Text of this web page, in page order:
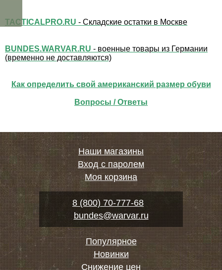
TACTICALPRO.RU - Складские остатки в Москве
BUNDES.WARVAR.RU - военные товары из Германии
(временно не доставляются)
Как определить свой американский размер обуви
Вопросы / Ответы
Наши магазины
Вход с паролем
Моя корзина
8 (800) 70-777-68
bundes@warvar.ru
Популярное
Новинки
Снижение цен